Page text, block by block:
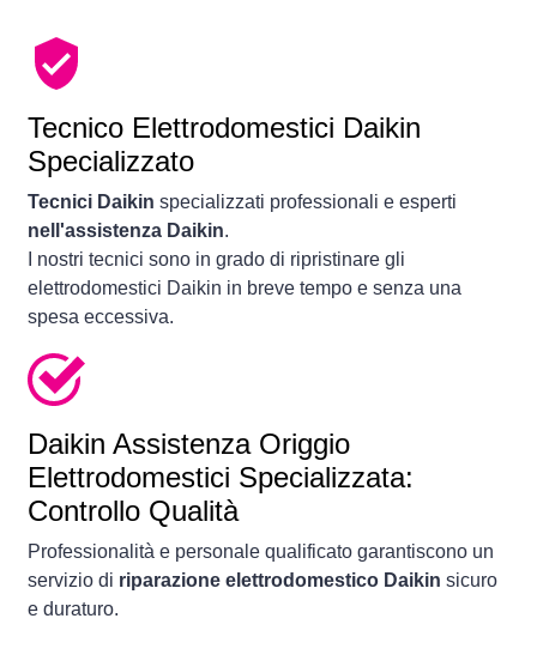
Tecnico Elettrodomestici Daikin
Specializzato
Tecnici Daikin specializzati professionali e esperti
nell'assistenza Daikin.
I nostri tecnici sono in grado di ripristinare gli
elettrodomestici Daikin in breve tempo e senza una
spesa eccessiva.
Daikin Assistenza Origgio
Elettrodomestici Specializzata:
Controllo Qualità
Professionalità e personale qualificato garantiscono un
servizio di riparazione elettrodomestico Daikin sicuro
e duraturo.